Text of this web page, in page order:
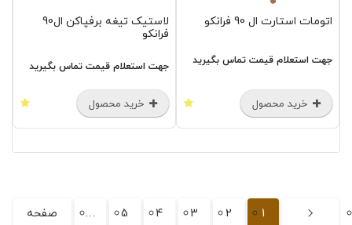
اتومات استارت ال 90 فرانکو
جهت استعلام قیمت تماس بگیرید
خرید محصول
لاستیک تیغه برفپاکن ال90
فرانکو
جهت استعلام قیمت تماس بگیرید
خرید محصول
1
2
3
4
5
…
صفحه